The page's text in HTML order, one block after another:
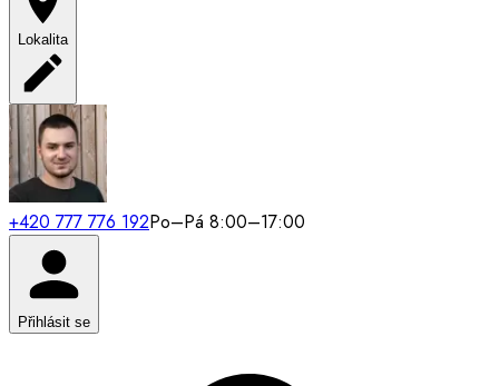
Lokalita
+420 777 776 192Po–Pá 8:00–17:00
Přihlásit se